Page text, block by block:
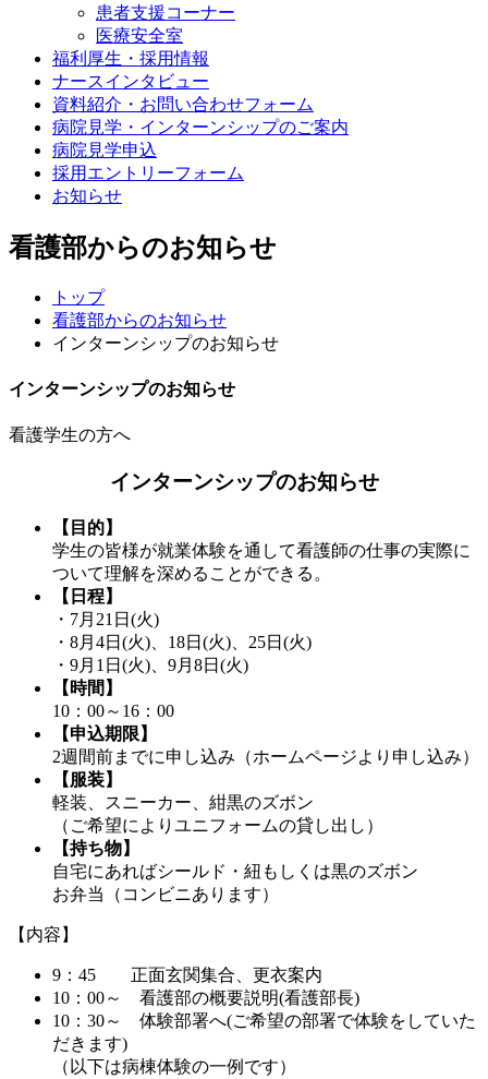
患者支援コーナー
医療安全室
福利厚生・採用情報
ナースインタビュー
資料紹介・お問い合わせフォーム
病院見学・インターンシップのご案内
病院見学申込
採用エントリーフォーム
お知らせ
看護部からのお知らせ
トップ
看護部からのお知らせ
インターンシップのお知らせ
インターンシップのお知らせ
看護学生の方へ
インターンシップのお知らせ
【目的】
学生の皆様が就業体験を通して看護師の仕事の実際に
ついて理解を深めることができる。
【日程】
・7月21日(火)
・8月4日(火)、18日(火)、25日(火)
・9月1日(火)、9月8日(火)
【時間】
10：00～16：00
【申込期限】
2週間前までに申し込み（ホームページより申し込み）
【服装】
軽装、スニーカー、紺黒のズボン
（ご希望によりユニフォームの貸し出し）
【持ち物】
自宅にあればシールド・紐もしくは黒のズボン
お弁当（コンビニあります）
【内容】
9：45 正面玄関集合、更衣案内
10：00～ 看護部の概要説明(看護部長)
10：30～ 体験部署へ(ご希望の部署で体験をしていた
だきます)
（以下は病棟体験の一例です）